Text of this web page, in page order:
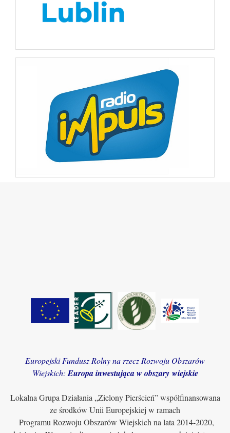
Europejski Fundusz Rolny na rzecz Rozwoju Obszarów
Wiejskich: Europa inwestująca w obszary wiejskie
Lokalna Grupa Działania „Zielony Pierścień” współfinansowana
ze środków Unii Europejskiej w ramach
Programu Rozwoju Obszarów Wiejskich na lata 2014-2020,